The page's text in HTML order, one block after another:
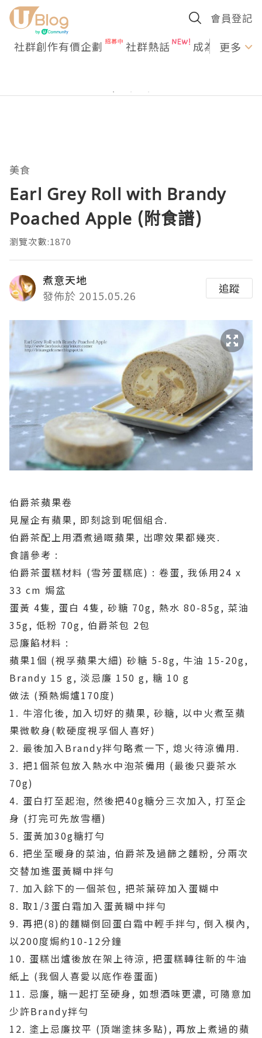
會員登記
社群創作有價企劃 社群熱話 成為U更多
美食
Earl Grey Roll with Brandy
Poached Apple (附食譜)
瀏覽次數:1870
煮意天地
發佈於 2015.05.26
追蹤
伯爵茶蘋果卷
見屋企有蘋果, 即刻諗到呢個組合.
伯爵茶配上用酒煮過嘅蘋果, 出嚟效果都幾夾.
食譜參考 :
伯爵茶蛋糕材料 (雪芳蛋糕底) : 卷蛋, 我係用24 x
33 cm 焗盆
蛋黃 4隻, 蛋白 4隻, 砂糖 70g, 熱水 80-85g, 菜油
35g, 低粉 70g, 伯爵茶包 2包
忌廉餡材料 :
蘋果1個 (視孚蘋果大細) 砂糖 5-8g, 牛油 15-20g,
Brandy 15 g, 淡忌廉 150 g, 糖 10 g
做法 (預熱焗爐170度)
1. 牛溶化後, 加入切好的蘋果, 砂糖, 以中火煮至蘋
果微軟身(軟硬度視孚個人喜好)
2. 最後加入Brandy拌勻略煮一下, 熄火待涼備用.
3. 把1個茶包放入熱水中泡茶備用 (最後只要茶水
70g)
4. 蛋白打至起泡, 然後把40g糖分三次加入, 打至企
身 (打完可先放雪櫃)
5. 蛋黃加30g糖打勻
6. 把坐至暖身的菜油, 伯爵茶及過篩之麵粉, 分兩次
交替加進蛋黃糊中拌勻
7. 加入餘下的一個茶包, 把茶葉碎加入蛋糊中
8. 取1/3蛋白霜加入蛋黃糊中拌勻
9. 再把(8)的麵糊倒回蛋白霜中輕手拌勻, 倒入模內,
以200度焗約10-12分鐘
10. 蛋糕出爐後放在架上待涼, 把蛋糕轉往新的牛油
紙上 (我個人喜愛以底作卷蛋面)
11. 忌廉, 糖一起打至硬身, 如想酒味更濃, 可隨意加
少許Brandy拌勻
12. 塗上忌廉抆平 (頂端塗抹多點), 再放上煮過的蘋